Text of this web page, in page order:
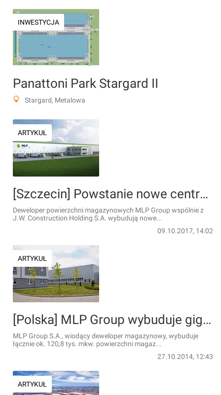
INWESTYCJA
Panattoni Park Stargard II
Stargard, Metalowa
ARTYKUŁ
[Szczecin] Powstanie nowe centrum logistyczne w Szczecinie
Deweloper powierzchni magazynowych MLP Group wspólnie z
J.W. Construction Holding S.A. wybudują nowe...
09.10.2017, 14:02
ARTYKUŁ
[Polska] MLP Group wybuduje gigantyczne magazyny
MLP Group S.A., wiodący deweloper magazynowy, wybuduje
łącznie ok. 120,8 tys. mkw. powierzchni magaz...
27.10.2014, 12:43
ARTYKUŁ